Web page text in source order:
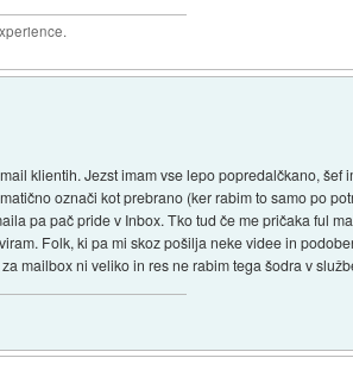
klientih. Jezst imam vse lepo popredalčkano, šef
označi kot prebrano (ker rabim to samo po
pa pač pride v Inbox. Tko tud če me pričaka ful
Folk, ki pa mi skoz pošilja neke videe in
mailbox ni veliko in res ne rabim tega šodra v